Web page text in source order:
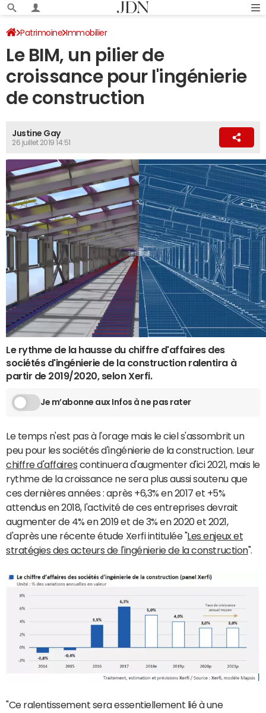
Patrimoine Immobilier
Le BIM, un pilier de
croissance pour l'ingénierie
de construction
Justine Gay
26 juillet 2019 14:51
Le rythme de la hausse du chiffre d'affaires des
sociétés d'ingénierie de la construction ralentira à
partir de 2019/2020, selon Xerfi.
Je m’abonne aux Infos à ne pas rater
Le temps n'est pas à l'orage mais le ciel s'assombrit un
peu pour les sociétés d'ingénierie de la construction. Leur
chiffre d'affaires continuera d'augmenter d'ici 2021, mais le
rythme de la croissance ne sera plus aussi soutenu que
ces dernières années : après +6,3% en 2017 et +5%
attendus en 2018, l'activité de ces entreprises devrait
augmenter de 4% en 2019 et de 3% en 2020 et 2021,
d'après une récente étude Xerfi intitulée "Les enjeux et
stratégies des acteurs de l'ingénierie de la construction".
"Ce ralentissement sera essentiellement lié à une